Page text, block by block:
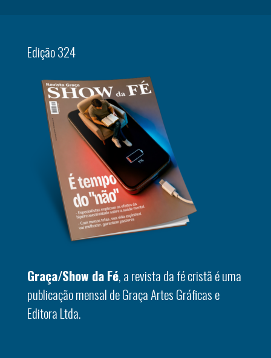
Edição 324
Graça/Show da Fé, a revista da fé cristã é uma
publicação mensal de Graça Artes Gráficas e
Editora Ltda.